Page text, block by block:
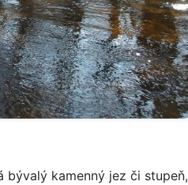
bývalý kamenný jez či stupeň,